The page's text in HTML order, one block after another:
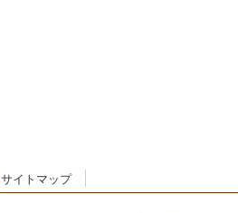
サイトマップ